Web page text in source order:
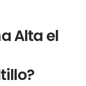
Alta el